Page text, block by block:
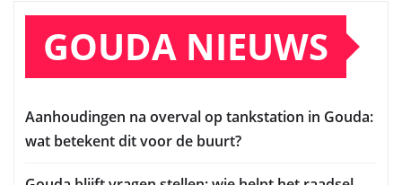
GOUDA NIEUWS
Aanhoudingen na overval op tankstation in Gouda:
wat betekent dit voor de buurt?